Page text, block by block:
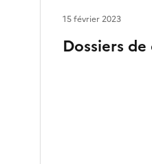
Dossiers
15 février 2023